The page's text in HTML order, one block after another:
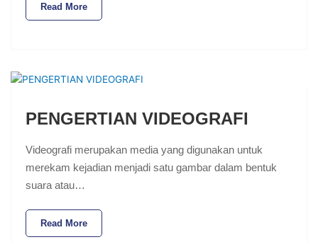
Read More
PENGERTIAN VIDEOGRAFI
Videografi merupakan media yang digunakan untuk
merekam kejadian menjadi satu gambar dalam bentuk
suara atau…
Read More